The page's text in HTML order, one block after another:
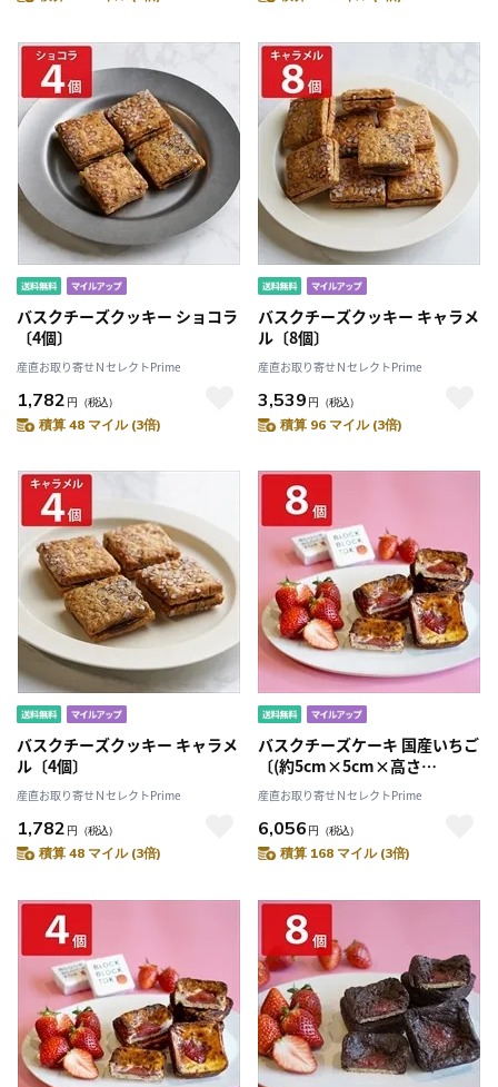
バスクチーズクッキー ショコラ
〔4個〕
産直お取り寄せＮセレクトPrime
1,782 円 （税込）
積算 48 マイル (3倍)
バスクチーズクッキー キャラメ
ル〔8個〕
産直お取り寄せＮセレクトPrime
3,539 円 （税込）
積算 96 マイル (3倍)
バスクチーズクッキー キャラメ
ル〔4個〕
産直お取り寄せＮセレクトPrime
1,782 円 （税込）
積算 48 マイル (3倍)
バスクチーズケーキ 国産いちご
〔(約5cm×5cm×高さ
2cm)×8個〕
産直お取り寄せＮセレクトPrime
6,056 円 （税込）
積算 168 マイル (3倍)